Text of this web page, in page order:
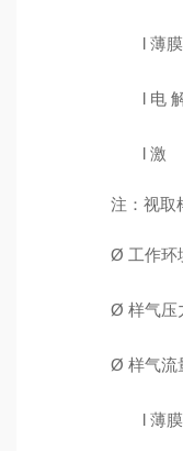
l 薄
l 电
l 激
注：视取
Ø 工作环
Ø 样气压
Ø 样气流
l 薄